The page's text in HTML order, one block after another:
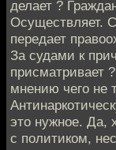
делает ?
Осуществляет.
передает
За судами к
присматривает
мнению чего не
это нужное. Да,
с политиком,